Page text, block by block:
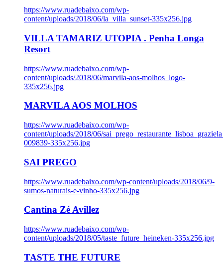
https://www.ruadebaixo.com/wp-
content/uploads/2018/06/la_villa_sunset-335x256.jpg
VILLA TAMARIZ UTOPIA . Penha Longa
Resort
https://www.ruadebaixo.com/wp-
content/uploads/2018/06/marvila-aos-molhos_logo-
335x256.jpg
MARVILA AOS MOLHOS
https://www.ruadebaixo.com/wp-
content/uploads/2018/06/
009839-335x256.jpg
SAI PREGO
https://www.ruadebaixo.com/wp-content/uploads/2018/06/9-
sumos-naturais-e-vinho-335x256.jpg
Cantina Zé Avillez
https://www.ruadebaixo.com/wp-
content/uploads/2018/05/taste_future_heineken-335x256.jpg
TASTE THE FUTURE